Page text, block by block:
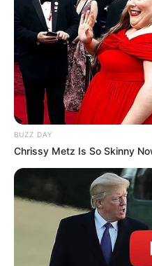
BUZZ DAY
Chrissy Metz Is So Skinny